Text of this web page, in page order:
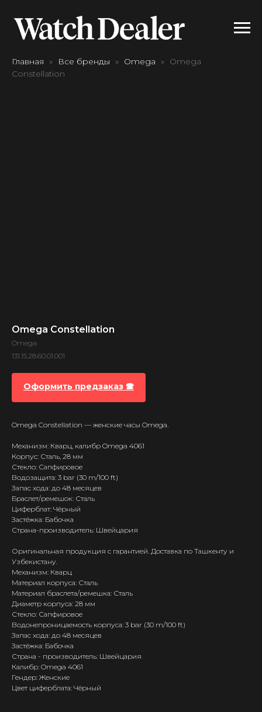
Главная Все бренды Omega
Omega
Constellation
Omega Constellation
Omega
131.15.28.60.01.001
Оформить предзаказ 🕿
Omega Constellation — женские часы Omega.
Механизм: Кварц, калибр Omega 4061
Корпус: Сталь, 28 мм
Стекло: Сапфировое
Водозащита: 3 bar (30 m/100 ft)
Запас хода: до 48 месяцев
Браслет/ремешок: Сталь
Циферблат: Чёрный
Застёжка: Бабочка
Страна-производитель: Швейцария
Оригинальная продукция с гарантией. Доставка по Ташкенту и
Узбекистану.
Механизм: Кварц
Материал корпуса: Сталь
Материал браслета/ремешка: Сталь
Диаметр корпуса: 28 мм
Стекло: Сапфировое
Водонепроницаемость корпуса: 3 bar (30 m/100 ft)
Запас хода: до 48 месяцев
Застёжка: Бабочка
Страна - производитель: Швейцария
Калибр: Omega 4061
Гендер: Женские
Цвет циферблата: Чёрный